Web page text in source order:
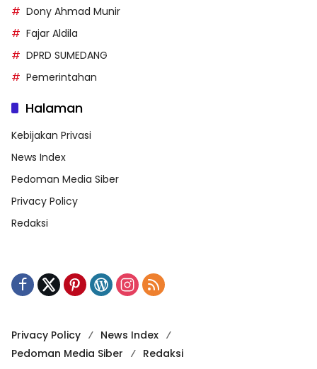
Dony Ahmad Munir
Fajar Aldila
DPRD SUMEDANG
Pemerintahan
Halaman
Kebijakan Privasi
News Index
Pedoman Media Siber
Privacy Policy
Redaksi
Privacy Policy
News Index
Pedoman Media Siber
Redaksi